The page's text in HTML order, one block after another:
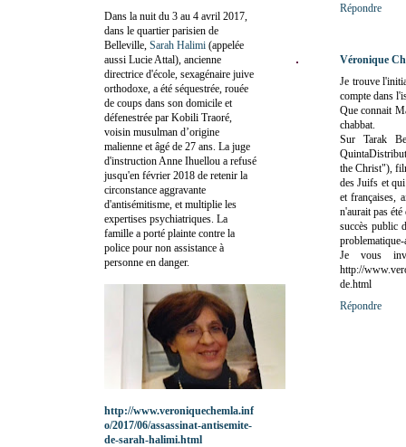
Répondre
Véronique
Je trouve
compte dans
Que connait
chabbat.
Sur Tarak
the Christ"),
des Juifs et
et françaises,
n'aurait pas
succès public
Je vous
http://
de.html
Répondre
Dans la nuit du 3 au 4 avril 2017,
dans le quartier parisien de
Belleville, Sarah Halimi (appelée
aussi Lucie Attal), ancienne
directrice d'école, sexagénaire juive
orthodoxe, a été séquestrée, rouée
de coups dans son domicile et
défenestrée par Kobili Traoré,
voisin musulman d’origine
malienne et âgé de 27 ans. La juge
d'instruction Anne Ihuellou a refusé
jusqu'en février 2018 de retenir la
circonstance aggravante
d'antisémitisme, et multiplie les
expertises psychiatriques. La
famille a porté plainte contre la
police pour non assistance à
personne en danger.
http://www.veroniquechemla.inf
o/2017/06/assassinat-antisemite-
de-sarah-halimi.html